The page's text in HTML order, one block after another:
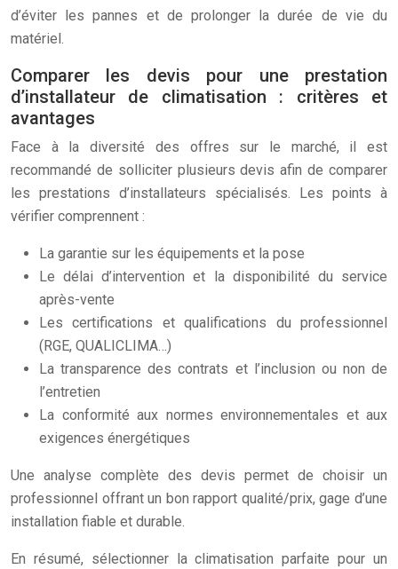
d’éviter les pannes et de prolonger la durée de vie du
matériel.
Comparer les devis pour une prestation
d’installateur de climatisation : critères et
avantages
Face à la diversité des offres sur le marché, il est
recommandé de solliciter plusieurs devis afin de comparer
les prestations d’installateurs spécialisés. Les points à
vérifier comprennent :
La garantie sur les équipements et la pose
Le délai d’intervention et la disponibilité du service
après-vente
Les certifications et qualifications du professionnel
(RGE, QUALICLIMA…)
La transparence des contrats et l’inclusion ou non de
l’entretien
La conformité aux normes environnementales et aux
exigences énergétiques
Une analyse complète des devis permet de choisir un
professionnel offrant un bon rapport qualité/prix, gage d’une
installation fiable et durable.
En résumé, sélectionner la climatisation parfaite pour un